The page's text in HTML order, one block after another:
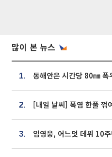
많이 본 뉴스
1.
2.
3.